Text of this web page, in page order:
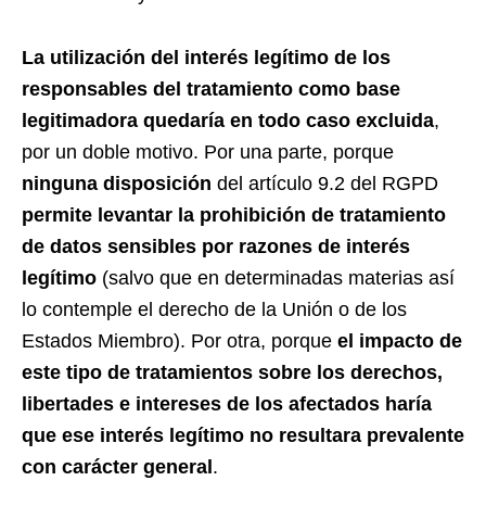
La utilización del interés legítimo de los
responsables del tratamiento como base
legitimadora quedaría en todo caso excluida,
por un doble motivo. Por una parte, porque
ninguna disposición del artículo 9.2 del RGPD
permite levantar la prohibición de tratamiento
de datos sensibles por razones de interés
legítimo (salvo que en determinadas materias así
lo contemple el derecho de la Unión o de los
Estados Miembro). Por otra, porque el impacto de
este tipo de tratamientos sobre los derechos,
libertades e intereses de los afectados haría
que ese interés legítimo no resultara prevalente
con carácter general .